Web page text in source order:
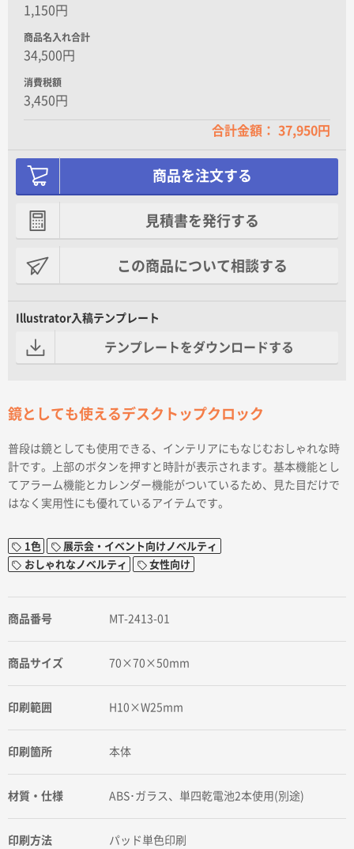
1,150円
商品名入れ合計
34,500円
消費税額
3,450円
合計金額： 37,950円
商品を注文する
見積書を発行する
この商品について相談する
Illustrator入稿テンプレート
テンプレートをダウンロードする
鏡としても使えるデスクトップクロック
普段は鏡としても使用できる、インテリアにもなじむおしゃれな時
計です。上部のボタンを押すと時計が表示されます。基本機能とし
てアラーム機能とカレンダー機能がついているため、見た目だけで
はなく実用性にも優れているアイテムです。
1色
展示会・イベント向けノベルティ
おしゃれなノベルティ
女性向け
商品番号 MT-2413-01
商品サイズ 70×70×50mm
印刷範囲 H10×W25mm
印刷箇所 本体
材質・仕様 ABS･ガラス、単四乾電池2本使用(別途)
印刷方法 パッド単色印刷